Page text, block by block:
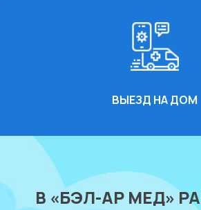
ВЫЕЗД НА ДОМ
В «БЭЛ-АР МЕД»